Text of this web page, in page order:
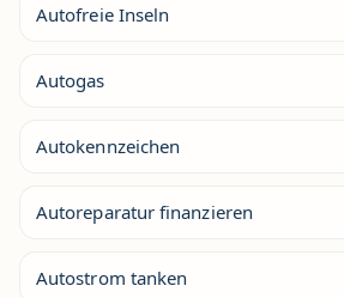
Autofreie Inseln
Autogas
Autokennzeichen
Autoreparatur finanzieren
Autostrom tanken